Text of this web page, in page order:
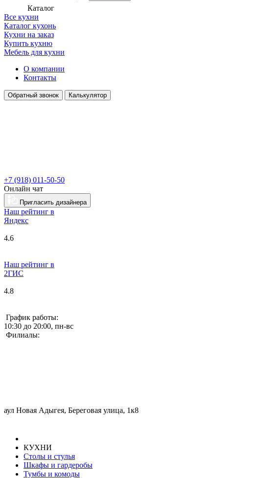
Каталог
Все кухни
Каталог кухонь
Кухни на заказ
Купить кухню
Мебель для кухни
О компании
Контакты
Обратный звонок Калькулятор
+7 (918) 011-50-50
Онлайн чат
Пригласить дизайнера
Наш рейтинг в
Яндекс
4.6
Наш рейтинг в
2ГИС
4.8
График работы:
10:30 до 20:00, пн-вс
Филиалы:
аул Новая Адыгея, Береговая улица, 1к8
КУХНИ
Столы и стулья
Шкафы и гардеробы
Тумбы и комоды